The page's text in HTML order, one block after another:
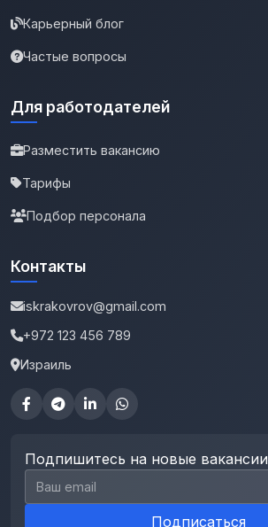
Карьерный блог
Частые вопросы
Для работодателей
Разместить вакансию
Тарифы
Подбор персонала
Контакты
iskrakovrov@gmail.com
+972 123 456 789
Израиль
Подпишитесь на новые вакансии
Email для подписки
Подписаться